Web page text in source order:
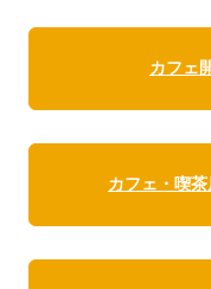
カフェ
カフェ・喫